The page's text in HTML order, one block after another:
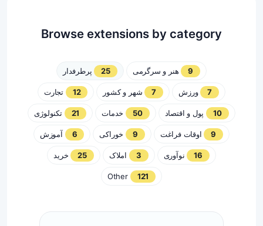
Browse extensions by category
پرطرفدار 25 هنر و سرگرمی 9
12 شهر و کشور 7 ورزش 7
تکنولوژی 21 50 پول و اقتصاد 10
6 9 اوقات فراغت 9
خرید 25 3 نوآوری 16
Other 121